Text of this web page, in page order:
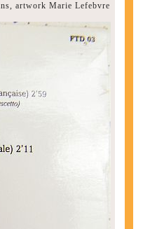
artwork Marie Lefebvre